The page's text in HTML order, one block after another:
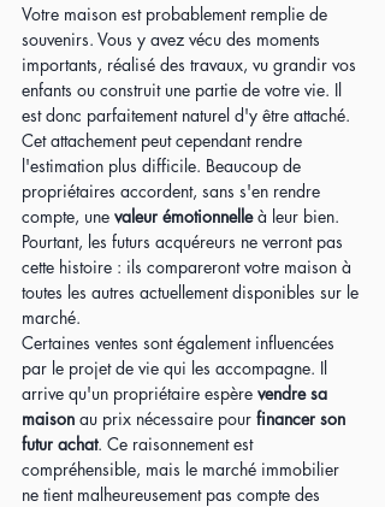
Votre maison est probablement remplie de
souvenirs. Vous y avez vécu des moments
importants, réalisé des travaux, vu grandir vos
enfants ou construit une partie de votre vie. Il
est donc parfaitement naturel d'y être attaché.
Cet attachement peut cependant rendre
l'estimation plus difficile. Beaucoup de
propriétaires accordent, sans s'en rendre
compte, une valeur émotionnelle à leur bien.
Pourtant, les futurs acquéreurs ne verront pas
cette histoire : ils compareront votre maison à
toutes les autres actuellement disponibles sur le
marché.
Certaines ventes sont également influencées
par le projet de vie qui les accompagne. Il
arrive qu'un propriétaire espère vendre sa
maison au prix nécessaire pour financer son
futur achat. Ce raisonnement est
compréhensible, mais le marché immobilier
ne tient malheureusement pas compte des